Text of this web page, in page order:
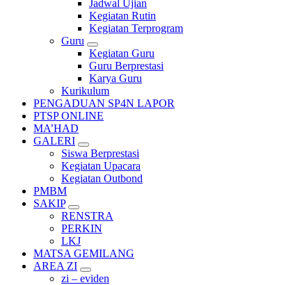
Jadwal Ujian
Kegiatan Rutin
Kegiatan Terprogram
Guru
Kegiatan Guru
Guru Berprestasi
Karya Guru
Kurikulum
PENGADUAN SP4N LAPOR
PTSP ONLINE
MA’HAD
GALERI
Siswa Berprestasi
Kegiatan Upacara
Kegiatan Outbond
PMBM
SAKIP
RENSTRA
PERKIN
LKJ
MATSA GEMILANG
AREA ZI
zi – eviden